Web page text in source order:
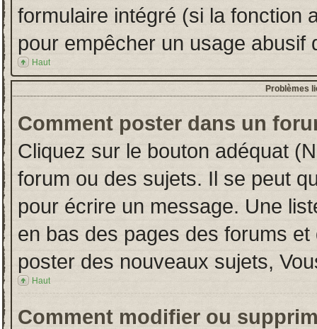
formulaire intégré (si la fonction
pour empêcher un usage abusif
Haut
Problèmes
Comment poster dans un
Cliquez sur le bouton adéquat
forum ou des sujets. Il se peut
pour écrire un message. Une
en bas des pages des forums
poster des nouveaux sujets,
Haut
Comment modifier ou